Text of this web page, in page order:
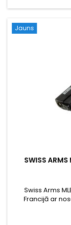
Jauns
SWISS
Swiss Arms
Francijā ar